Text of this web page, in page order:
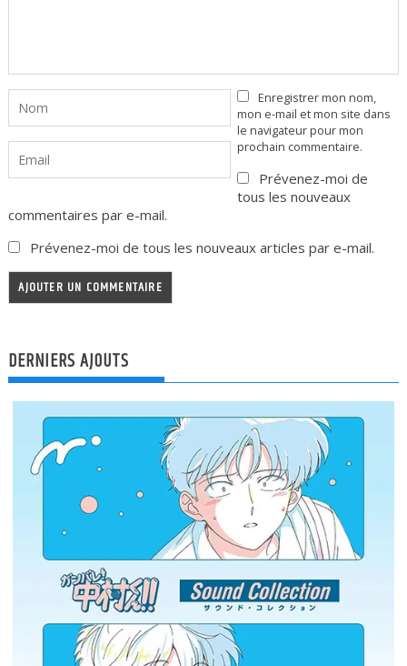
Enregistrer mon nom,
mon e-mail et mon site dans
le navigateur pour mon
prochain commentaire.
Prévenez-moi de
tous les nouveaux
commentaires par e-mail.
Prévenez-moi de tous les nouveaux articles par e-mail.
DERNIERS AJOUTS